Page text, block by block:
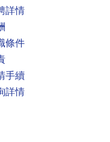
詳情
條件
手續
詳情